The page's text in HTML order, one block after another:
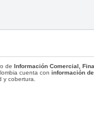
de Información Comercial,
cuenta con información
cobertura.